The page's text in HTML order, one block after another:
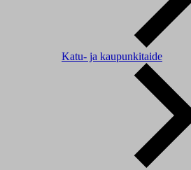
Katu- ja kaupunkitaide